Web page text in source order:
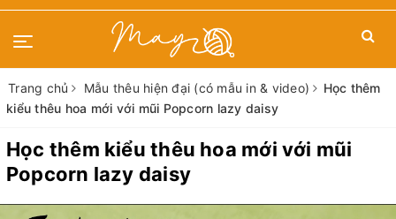
Trang chủ Mẫu thêu hiện đại (có mẫu in & video)
Học thêm
kiểu thêu hoa mới với mũi Popcorn lazy daisy
Học thêm kiểu thêu hoa mới với mũi
Popcorn lazy daisy